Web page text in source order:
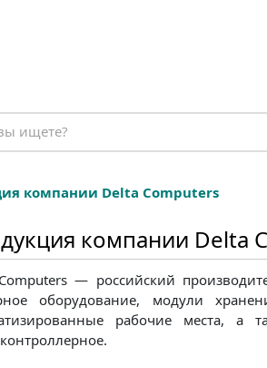
компании Delta Computers
компании Delta
— российский
оборудование, модули
рабочие места, а